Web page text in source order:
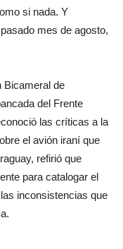
si nada. Y
mes de agosto,
Bicameral de
del Frente
las críticas a la
el avión iraní que
refirió que
para catalogar el
inconsistencias que